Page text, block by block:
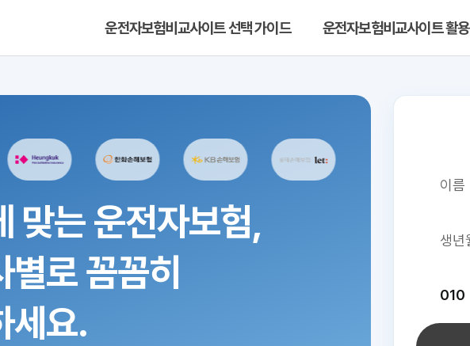
운전자보험비교사이트 선택 가이드 운전자보험비교사이트 활
맞는 운전자보험,
별로 꼼꼼히
세요.